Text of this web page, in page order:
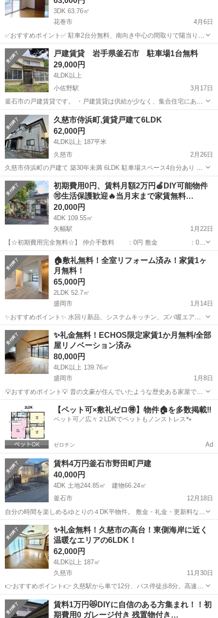
3DK 63.76㎡
花巻市
4月6日
✅おすすめポイント✅ 駐車2台分無料、南向き中心の間取りで陽当り良
好。システムキッチン、独立洗面台、一坪バス（追炊き機能付き）、
温水洗浄便座など設備充実。高齢者の方も相談可。 ■物件名：25057
ハウスやまきＢ棟 ■建...
岩手 花巻市 一戸建て
戸建賃貸 岩手県釜石市 駐車場1台無料
29,000円
4LDK以上
小佐野駅
3月17日
釜石市の戸建賃貸です。 ・戸建賃貸は供給が少なく、集合住宅にあり
がちな騒音問題を気にせず暮らせます。 ・少し坂の上にあるので、中
古で良ければ坂が関係なくなるアシスト自転車プレゼント クルマだ
と薬王堂まで3分くらい...
岩手 釜石市 小佐野駅 一戸建て
久慈市侍浜町,賃貸戸建て6LDK
62,000円
4LDK以上 187平米
久慈市
2月26日
久慈市侍浜町の戸建て 築30年未満 6LDK 駐車場スペース4台分あり 敷
金1、礼金0 ペット可(要相談) 法人契約可
岩手 久慈市 一戸建て
初期費用0円、賃料月額2万円🍎DIY可能物件
🉑生活保護歓迎🔥当月末まで家賃無料…
20,000円
4DK 109.55㎡
矢幅駅
1月22日
【☆初期費用完全無料☆】 仲介手数料 ：0円 敷金 ：0円
礼金 ：0円 日割り家賃 ：0円(当月末まで家賃無料) －－
－－－－－－－－－－－－ 計 ：0円 初期費用は頂い...
岩手 盛岡市 矢幅駅 一戸建て
🏠️敷礼無料！全室リフォーム済み！家賃1ヶ
月無料！
65,000円
2LDK 52.7㎡
盛岡市
1月14日
✨️おすすめポイント✨️ 水回り新品、システムキッチン、ズバ暖エアコ
ン、浴室オートストップ、独立洗面化粧台、温水洗浄便座、TVモニタ
ー付、敷金、礼金、駐車場１台無料。ペット2匹まで可。大型犬も可。
物置あり。 ■物件名：22...
岩手 盛岡市 一戸建て
✨️礼金無料！ECHOS限定家賃1か月無料/全部
屋リノベーション済み
80,000円
4LDK以上 139.76㎡
盛岡市
1月8日
💡おすすめポイント💡 昔の文豪が住んでいたような歴史ある家屋で
す。広々とした庭なので趣味の家庭菜園も実現できます。駐車場2台分
完備、南向きで陽当たり良好。ペットも相談可です。 ■物件名：22876
ポラーノハウス ■建物...
一戸建て 無料
【ペット可×敷礼ゼロ🉐】物件🏠を多数掲載‼️
ペット可／広々２LDKでペットもノンストレス🐾
ゼロチン Ad
賃料4万円釜石市野田町戸建
40,000円
4DK 土地244.85㎡ 建物66.24㎡
釜石市
12月18日
自分の時間を楽しめるゆとりの４DK平物件。 敷金・礼金・更新料な
し。 DIY可・ペット可 駐車場1台可無料。 お気軽にお問合せ下さい。
株式会社圏央住宅 担当 佐藤 090-3877-5606 sat...
岩手 釜石市 一戸建て 無料
✨️礼金無料！久慈市の高台！東側海岸に近く
温暖なエリアの6LDK！
62,000円
4LDK以上 187㎡
久慈市
11月30日
👉️おすすめポイント👉️ 久慈駅から車で12分、バス停徒歩8分。高速イ
ンターまで数分。スーパーや公立学校に近く家族向けにオススメ。ペ
ット可。社員寮など法人利用も要相談。4LDK+2S(納戸)としても利用
可！ ■物件名：22...
岩手 久慈市 一戸建て
賃料1万円😻DIYに自信のある方集まれ！！初
期費用0 ガレージ付き 残置物付き…